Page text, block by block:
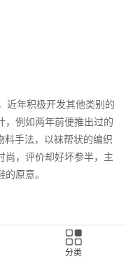
近年积极开发其他类别的
，例如两年前便推出过的
料手法，以袜帮状的编织
尚，评价却好坏参半，主
原意。
分类